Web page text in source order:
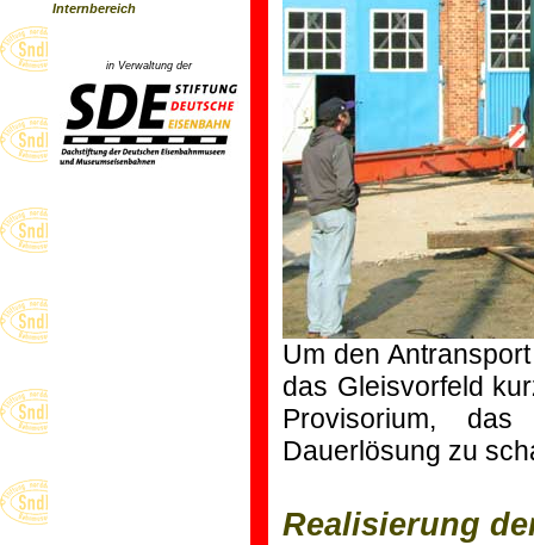
Internbereich
in Verwaltung der
Um den
das Gleisvorfeld
Provisorium,
Dauerlösung zu
Realisierung